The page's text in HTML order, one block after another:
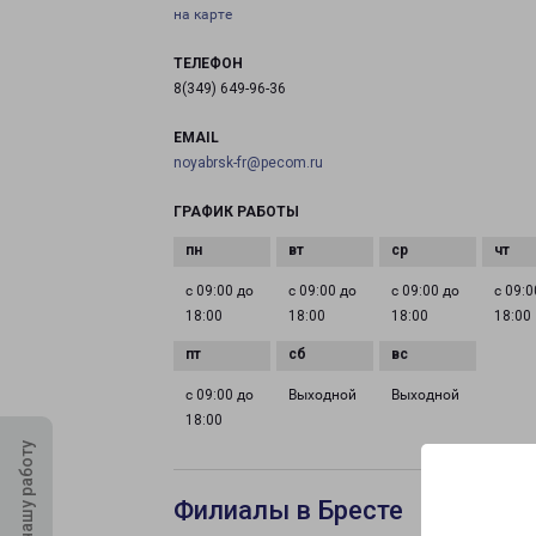
на карте
ТЕЛЕФОН
8(349) 649-96-36
EMAIL
noyabrsk-fr@pecom.ru
ГРАФИК РАБОТЫ
с 09:00 до
18:00
с 09:00 до
18:00
с 09:00 до
18:00
с
18:00
с 09:00 до
18:00
Выходной Выходной
Филиалы в Бресте